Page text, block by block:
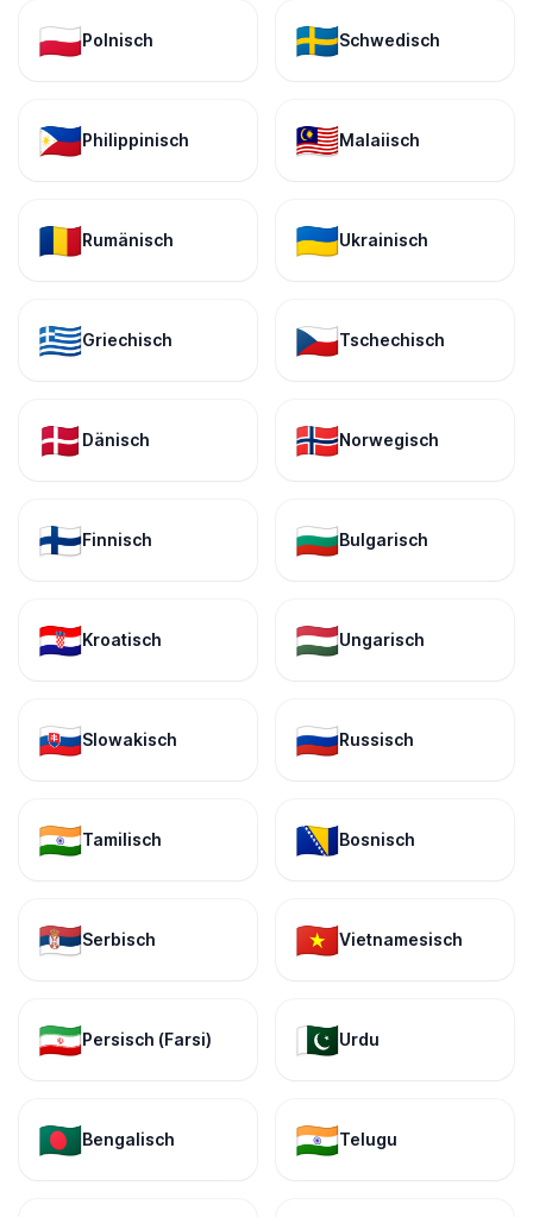
🇵🇱Polnisch 🇸🇪Schwedisch
🇵🇭Philippinisch 🇲🇾Malaiisch
🇷🇴Rumänisch 🇺🇦Ukrainisch
🇬🇷Griechisch 🇨🇿Tschechisch
🇩🇰 Dänisch 🇳🇴Norwegisch
🇫🇮Finnisch 🇧🇬Bulgarisch
🇭🇷Kroatisch 🇭🇺Ungarisch
🇸🇰Slowakisch 🇷🇺Russisch
🇮🇳Tamilisch 🇧🇦Bosnisch
🇷🇸Serbisch 🇻🇳Vietnamesisch
🇮🇷Persisch (Farsi) 🇵🇰Urdu
🇧🇩Bengalisch 🇮🇳Telugu